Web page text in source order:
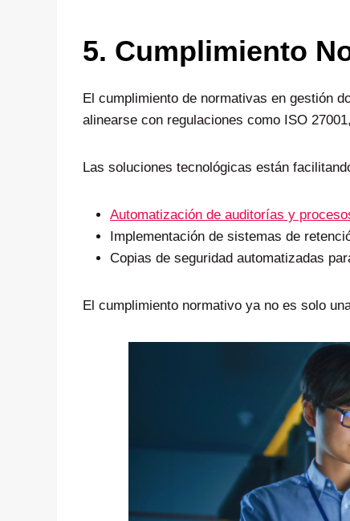
5. Cumplimiento
El cumplimiento de normativas en gestión
alinearse con regulaciones como ISO
Las soluciones tecnológicas están
Automatización de auditorías y
Implementación de sistemas de
Copias de seguridad automatizadas
El cumplimiento normativo ya no es solo